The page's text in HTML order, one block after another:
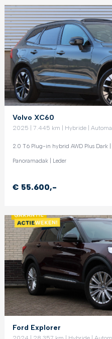
Volvo XC60
2025 | 7.445 km | Hybride |
2.0 T6 Plug-in hybrid AWD Plus Dark |
Panoramadak | Leder
€ 55.600,-
Ford Explorer